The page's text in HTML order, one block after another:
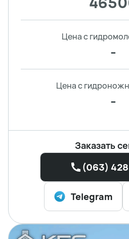
Цена с
-
Цена с
-
Заказать
(063)
Telegram